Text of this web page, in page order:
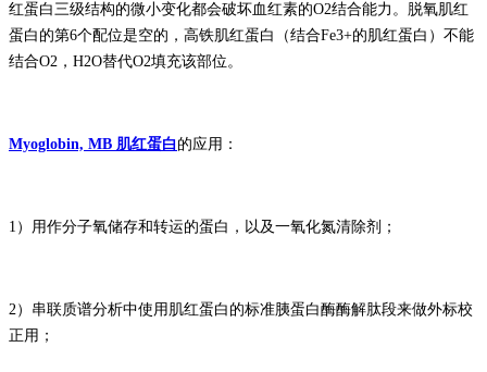
红蛋白三级结构的微小变化都会破坏血红素的O2结合能力。脱氧肌红
蛋白的第6个配位是空的，高铁肌红蛋白（结合Fe3+的肌红蛋白）不能
结合O2，H2O替代O2填充该部位。
Myoglobin, MB 肌红蛋白 的应用：
1）用作分子氧储存和转运的蛋白，以及一氧化氮清除剂；
2）串联质谱分析中使用肌红蛋白的标准胰蛋白酶酶解肽段来做外标校
正用；